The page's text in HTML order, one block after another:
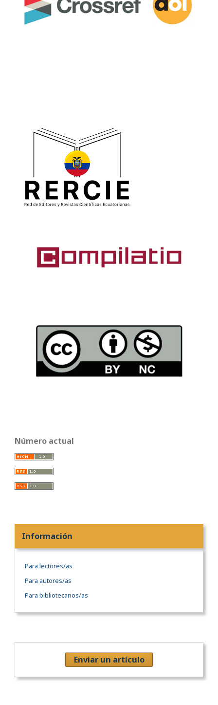
Número actual
Información
Para lectores/as
Para autores/as
Para bibliotecarios/as
Enviar un artículo